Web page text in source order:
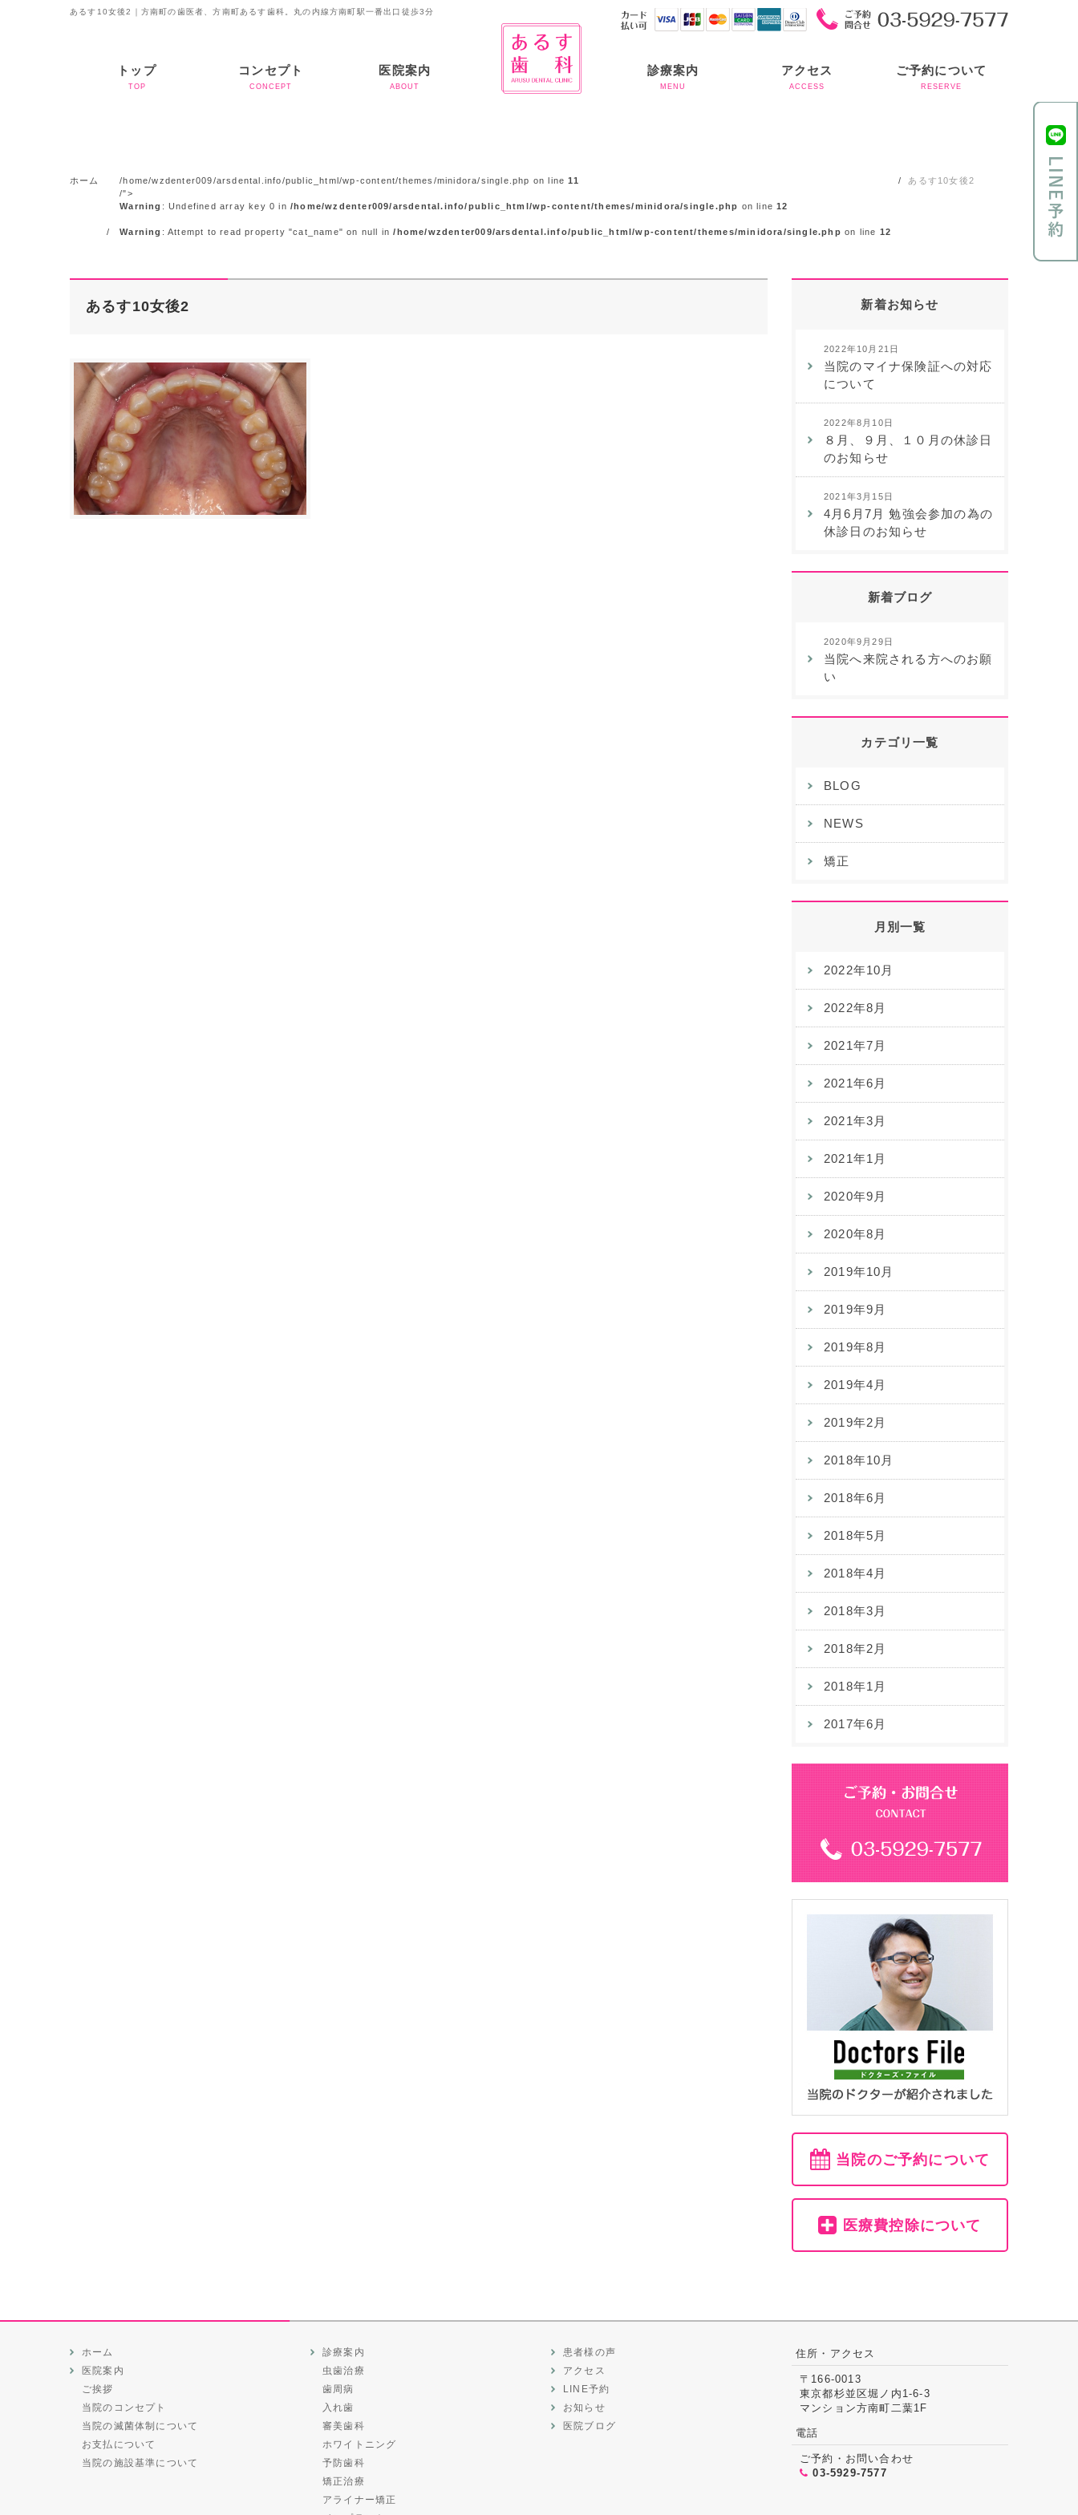
あるす10女後2｜方南町の歯医者、方南町あるす歯科。丸の内線方南町駅一番出口徒歩3分
トップ
TOP
コンセプト
CONCEPT
医院案内
ABOUT
診療案内
MENU
アクセス
ACCESS
ご予約について
RESERVE
ホーム /home/wzdenter009/arsdental.info/public_html/wp-content/themes/minidora/single.php on line11
/">
Warning : Undefined array key 0 in/home/wzdenter009/arsdental.info/public_html/wp-content/themes/minidora/single.php on line12
Warning : Attempt to read property "cat_name" on null in/home/wzdenter009/arsdental.info/public_html/wp-content/themes/minidora/single.php on line 12
あるす10女後2
あるす10女後2 新着お知らせ
2022年10月21日
当院のマイナ保険証への対応
について
2022年8月10日
８月、９月、１０月の休診日
のお知らせ
2021年3月15日
4月6月7月 勉強会参加の為の
休診日のお知らせ
新着ブログ
2020年9月29日
当院へ来院される方へのお願
い
カテゴリ一覧
BLOG
NEWS
矯正
月別一覧
2022年10月
2022年8月
2021年7月
2021年6月
2021年3月
2021年1月
2020年9月
2020年8月
2019年10月
2019年9月
2019年8月
2019年4月
2019年2月
2018年10月
2018年6月
2018年5月
2018年4月
2018年3月
2018年2月
2018年1月
2017年6月
当院のご予約について
医療費控除について
ホーム
医院案内
ご挨拶
当院のコンセプト
当院の滅菌体制について
お支払について
当院の施設基準について
診療案内
虫歯治療
歯周病
入れ歯
審美歯科
ホワイトニング
予防歯科
矯正治療
アライナー矯正
患者様の声
アクセス
LINE予約
お知らせ
医院ブログ
住所・アクセス
〒166-0013
東京都杉並区堀ノ内1-6-3
マンション方南町二葉1F
電話
ご予約・お問い合わせ
03-5929-7577